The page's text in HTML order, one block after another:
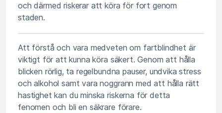
och därmed riskerar att köra för fort genom
staden.
Att förstå och vara medveten om fartblindhet är
viktigt för att kunna köra säkert. Genom att hålla
blicken rörlig, ta regelbundna pauser, undvika stress
och alkohol samt vara noggrann med att hålla rätt
hastighet kan du minska riskerna för detta
fenomen och bli en säkrare förare.